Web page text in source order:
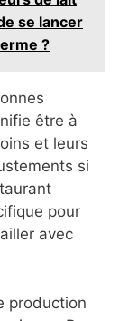
se lancer
?
être à
et leurs
si
pour
avec
production